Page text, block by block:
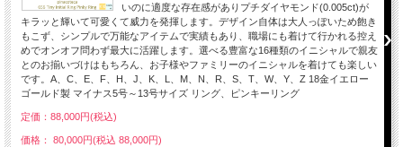
いのに適度な存在感がありプチダイヤモンド(0.005ct)が
キラッと輝いて可愛くて威力を発揮します。デザイン自体は大人っぽいため飽き
もこず、シンプルで万能なアイテムで実績もあり、職場にも着けて行かれる控え
めでオンオフ問わず最大に活躍します。選べる豊富な16種類のイニシャルで親友
とのお揃いづけはもちろん、お子様やファミリーのイニシャルを着けても楽しい
です。A、C、E、F、H、J、K、L、M、N、R、S、T、W、Y、Z 18金イエロー
ゴールド製 マイナス5号～13号サイズ リング、ピンキーリング
定価：88,000円(税込)
価格： 80,000円(税込 88,000円)